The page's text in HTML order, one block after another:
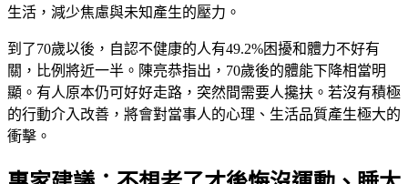
生活，減少焦慮與未知產生的壓力。
到了70歲以後，自認不健康的人有49.2%困擾和體力不好有
關，比例將近一半。陳亮恭指出，70歲後的體能下降相當明
顯。有人原本仍可好好走路，突然間需要人攙扶。若沒有積極
的行動介入改善，將會對當事人的心理、生活品質產生極大的
衝擊。